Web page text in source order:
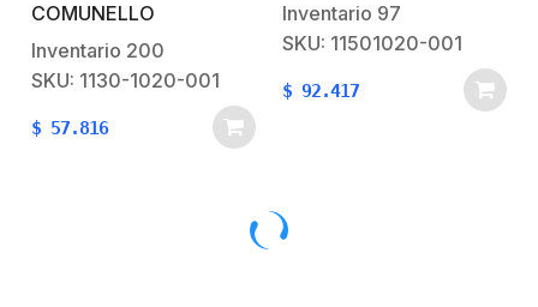
COMUNELLO
Inventario 200
SKU: 1130-1020-001
$ 57.816
Inventario 97
SKU: 11501020-001
$ 92.417